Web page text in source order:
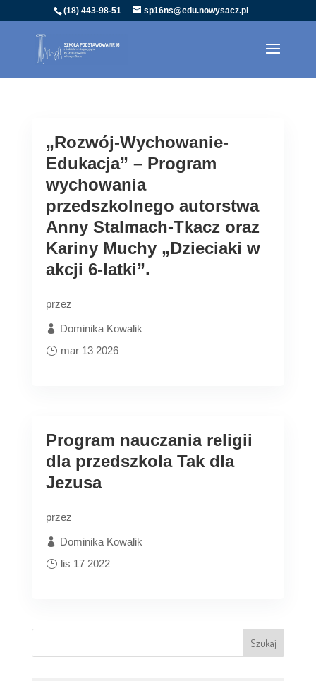
(18) 443-98-51 sp16ns@edu.nowysacz.pl
„Rozwój-Wychowanie-
Edukacja” – Program
wychowania
przedszkolnego autorstwa
Anny Stalmach-Tkacz oraz
Kariny Muchy „Dzieciaki w
akcji 6-latki”.
przez
Dominika Kowalik
mar 13 2026
Program nauczania religii
dla przedszkola Tak dla
Jezusa
przez
Dominika Kowalik
lis 17 2022